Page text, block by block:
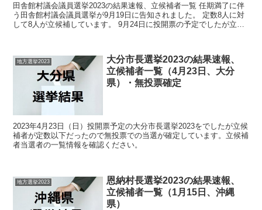
田舎館村議会議員選挙2023の結果速報、立候補者一覧 任期満了に伴
う田舎館村議会議員選挙が9月19日に告知されました。 定数8人に対
して8人が立候補しています。 9月24日に投開票の予定でしたが立候
地方選挙2023
大分市長選挙2023の結果速報、
立候補者一覧（4月23日、大分
県）・無投票確定
2023年4月23日（日）投開票予定の大分市長選挙2023をでしたが立候
補者が定数以下だったので無投票での当選が確定しています。立候補
者当選者の一覧情報を確認ください。
地方選挙2023
恩納村長選挙2023の結果速報、
立候補者一覧（1月15日、沖縄
県）